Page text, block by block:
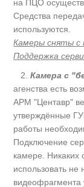
на ПЦО
Средства
используются.
Камеры сняты с
Поддержка
2.Камера с
агенства есть
АРМ "Центавр"
утверждённые
работы
Подключение
камере. Никаких
использовать
видеофрагмента